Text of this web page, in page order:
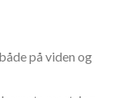
på viden og